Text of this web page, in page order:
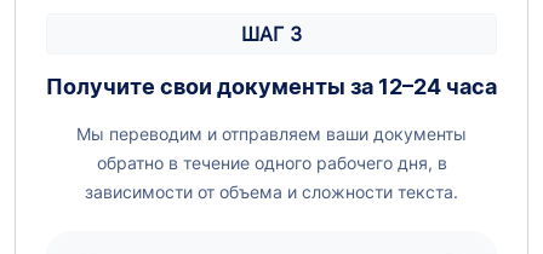
ШАГ 3
Получите свои документы за 12–24 часа
Мы переводим и отправляем ваши документы
обратно в течение одного рабочего дня, в
зависимости от объема и сложности текста.